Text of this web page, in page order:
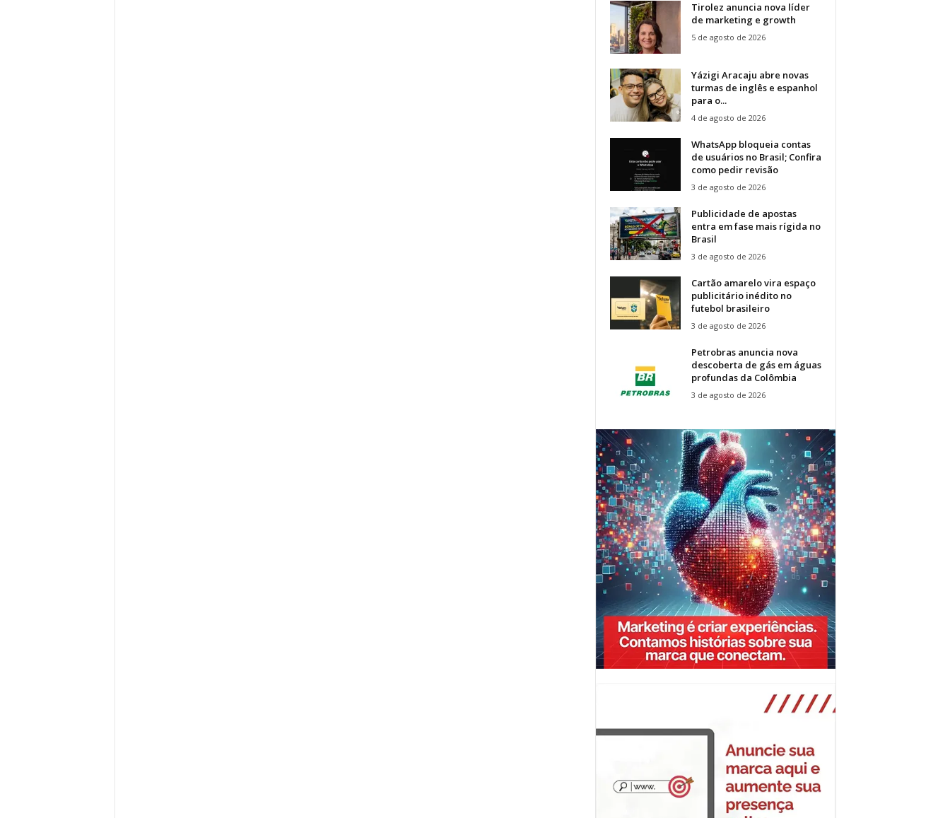
Tirolez anuncia nova líder
de marketing e growth
5 de agosto de 2026
Yázigi Aracaju abre novas
turmas de inglês e espanhol
para o...
4 de agosto de 2026
WhatsApp bloqueia contas
de usuários no Brasil; Confira
como pedir revisão
3 de agosto de 2026
Publicidade de apostas
entra em fase mais rígida no
Brasil
3 de agosto de 2026
Cartão amarelo vira espaço
publicitário inédito no
futebol brasileiro
3 de agosto de 2026
Petrobras anuncia nova
descoberta de gás em águas
profundas da Colômbia
3 de agosto de 2026